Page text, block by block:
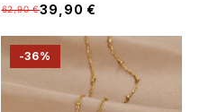
62,90 €39,90 €
-36%